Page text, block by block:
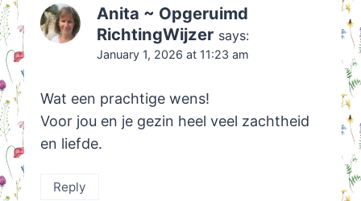
Anita ~ Opgeruimd
RichtingWijzer says:
January 1, 2026 at 11:23 am
Wat een prachtige wens!
Voor jou en je gezin heel veel zachtheid
en liefde.
Reply